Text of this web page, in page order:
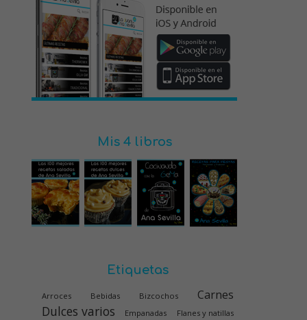
Mis 4 libros
Etiquetas
Arroces Bebidas Bizcochos Carnes
Dulces varios Empanadas
Flanes y natillas